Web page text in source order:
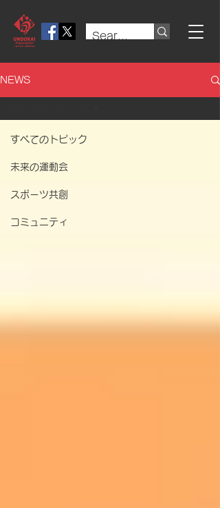
NEWS
すべてのトピック
未来の運動会
スポーツ共創
コミュニティ